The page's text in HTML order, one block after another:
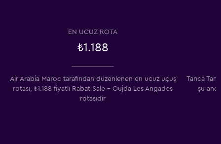
EN UCUZ ROTA
₺1.188
Air Arabia Maroc tarafından düzenlenen en ucuz uçuş
rotası, ₺1.188 fiyatlı Rabat Sale - Oujda Les Angades
rotasıdır
Tanca
şu